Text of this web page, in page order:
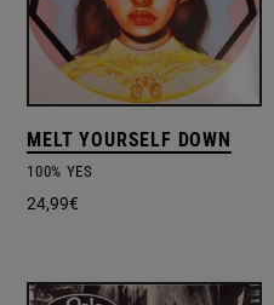
MELT YOURSELF DOWN
100% YES
24,99€